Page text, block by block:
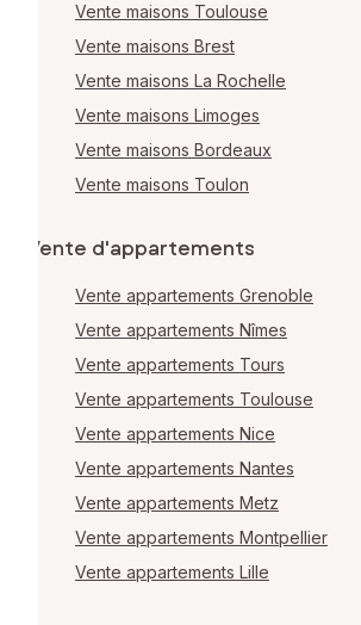
Vente maisons Toulouse
Vente maisons Brest
Vente maisons La Rochelle
Vente maisons Limoges
Vente maisons Bordeaux
Vente maisons Toulon
Vente d'appartements
Vente appartements Grenoble
Vente appartements Nîmes
Vente appartements Tours
Vente appartements Toulouse
Vente appartements Nice
Vente appartements Nantes
Vente appartements Metz
Vente appartements Montpellier
Vente appartements Lille